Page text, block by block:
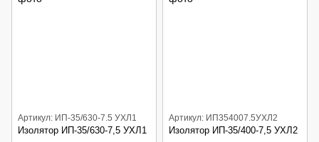
Артикул: ИП-35/630-7.5 УХЛ1
Изолятор ИП-35/630-7,5 УХЛ1
Артикул: ИП354007.5УХЛ2
Изолятор ИП-35/400-7,5 УХЛ2